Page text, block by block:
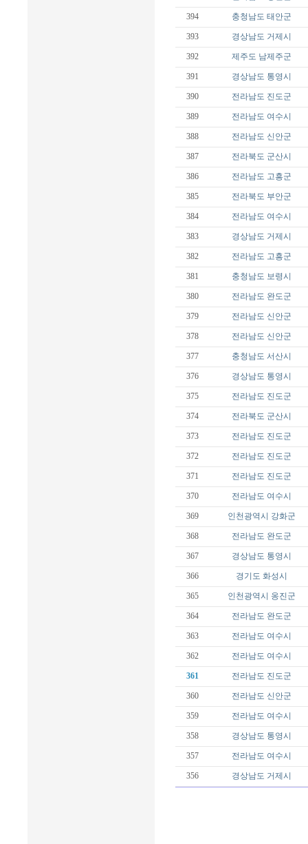
394 충청남도 태안군
393 경상남도 거제시
392 제주도 남제주군
391 경상남도 통영시
390 전라남도 진도군
389 전라남도 여수시
388 전라남도 신안군
387 전라북도 군산시
386 전라남도 고흥군
385 전라북도 부안군
384 전라남도 여수시
383 경상남도 거제시
382 전라남도 고흥군
381 충청남도 보령시
380 전라남도 완도군
379 전라남도 신안군
378 전라남도 신안군
377 충청남도 서산시
376 경상남도 통영시
375 전라남도 진도군
374 전라북도 군산시
373 전라남도 진도군
372 전라남도 진도군
371 전라남도 진도군
370 전라남도 여수시
369 인천광역시 강화군
368 전라남도 완도군
367 경상남도 통영시
366 경기도 화성시
365 인천광역시 옹진군
364 전라남도 완도군
363 전라남도 여수시
362 전라남도 여수시
361 전라남도 진도군
360 전라남도 신안군
359 전라남도 여수시
358 경상남도 통영시
357 전라남도 여수시
356 경상남도 거제시